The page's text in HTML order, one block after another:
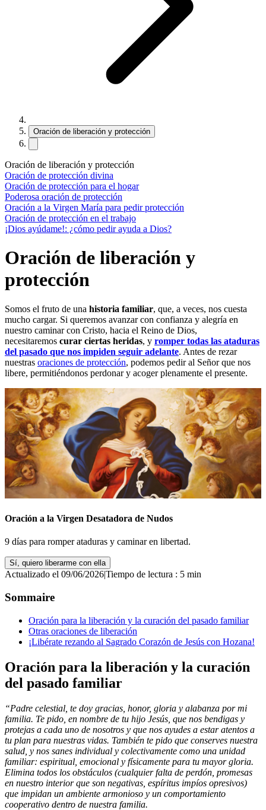
Oración de liberación y protección
Oración de liberación y protección
Oración de protección divina
Oración de protección para el hogar
Poderosa oración de protección
Oración a la Virgen María para pedir protección
Oración de protección en el trabajo
¡Dios ayúdame!: ¿cómo pedir ayuda a Dios?
Oración de liberación y
protección
Somos el fruto de una historia familiar, que, a veces, nos cuesta
mucho cargar. Si queremos avanzar con confianza y alegría en
nuestro caminar con Cristo, hacia el Reino de Dios,
necesitaremos curar ciertas heridas, y romper todas las ataduras
del pasado que nos impiden seguir adelante. Antes de rezar
nuestras oraciones de protección, podemos pedir al Señor que nos
libere, permitiéndonos perdonar y acoger plenamente el presente.
Oración a la Virgen Desatadora de Nudos
9 días para romper ataduras y caminar en libertad.
Sí, quiero liberarme con ella
Actualizado el 09/06/2026|Tiempo de lectura : 5 min
Sommaire
Oración para la liberación y la curación del pasado familiar
Otras oraciones de liberación
¡Libérate rezando al Sagrado Corazón de Jesús con Hozana!
Oración para la liberación y la curación
del pasado familiar
“Padre celestial, te doy gracias, honor, gloria y alabanza por mi
familia. Te pido, en nombre de tu hijo Jesús, que nos bendigas y
protejas a cada uno de nosotros y que nos ayudes a estar atentos a
tu plan para nuestras vidas. También te pido que conserves nuestra
salud, y nos sanes individual y colectivamente como una unidad
familiar: espiritual, emocional y físicamente para tu mayor gloria.
Elimina todos los obstáculos (cualquier falta de perdón, promesas
en nuestro interior que son negativas, espíritus impíos opresivos)
que impidan un ambiente armonioso y un comportamiento
cooperativo dentro de nuestra familia.